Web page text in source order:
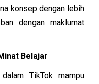
konsep dengan lebih
dengan maklumat
Belajar
TikTok mampu